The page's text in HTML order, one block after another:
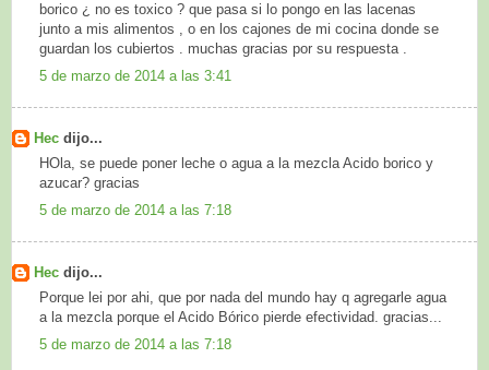
borico ¿ no es toxico ? que pasa si lo pongo en las lacenas
junto a mis alimentos , o en los cajones de mi cocina donde se
guardan los cubiertos . muchas gracias por su respuesta .
5 de marzo de 2014 a las 3:41
Hec dijo...
HOla, se puede poner leche o agua a la mezcla Acido borico y
azucar? gracias
5 de marzo de 2014 a las 7:18
Hec dijo...
Porque lei por ahi, que por nada del mundo hay q agregarle agua
a la mezcla porque el Acido Bórico pierde efectividad. gracias...
5 de marzo de 2014 a las 7:18